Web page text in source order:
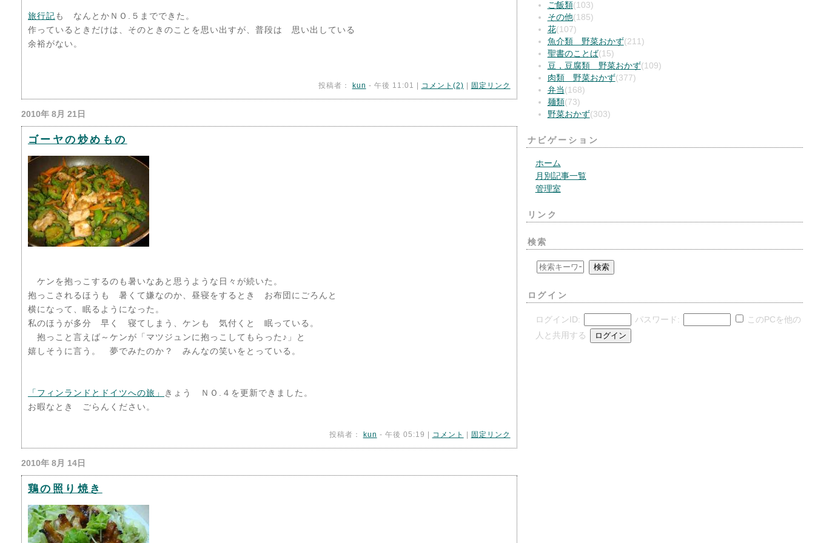
旅行記も なんとかＮＯ.５までできた。
作っているときだけは、そのときのことを思い出すが、普段は 思い出している
余裕がない。
投稿者： kun - 午後 11:01 | コメント(2) 固定リンク
2010年 8月 21日
ゴーヤの炒めもの
ケンを抱っこするのも暑いなあと思うような日々が続いた。
抱っこされるほうも 暑くて嫌なのか、昼寝をするとき お布団にごろんと
横になって、眠るようになった。
私のほうが多分 早く 寝てしまう、ケンも 気付くと 眠っている。
抱っこと言えば～ケンが「マツジュンに抱っこしてもらった♪」と
嬉しそうに言う。 夢でみたのか？ みんなの笑いをとっている。
「フィンランドとドイツへの旅」
きょう ＮＯ.４を更新できました。
お暇なとき ごらんください。
投稿者： kun - 午後 05:19 | コメント 固定リンク
2010年 8月 14日
鶏の照り焼き
ご飯類(103)
その他(185)
花(107)
魚介類 野菜おかず(211)
聖書のことば(15)
豆，豆腐類 野菜おかず(109)
肉類 野菜おかず(377)
弁当 (168)
麺類(73)
野菜おかず(303)
ナビゲーション
ホーム
月別記事一覧
管理室
リンク
検索
ログイン
ログインID: パスワード:
このPCを他の
人と共用する